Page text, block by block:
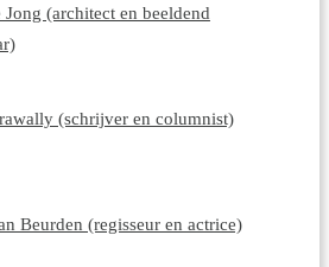
(architect en beeldend
(schrijver en columnist)
Beurden (regisseur en actrice)